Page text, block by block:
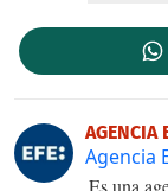
AGENCIA
Agencia
Es una